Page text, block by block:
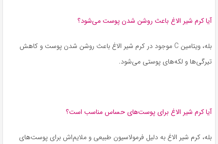
آیا کرم شیر الاغ باعث روشن شدن پوست می‌شود؟
بله، ویتامین C موجود در کرم شیر الاغ باعث روشن شدن پوست و کاهش
تیرگی‌ها و لکه‌های پوستی می‌شود.
آیا کرم شیر الاغ برای پوست‌های حساس مناسب است؟
بله، کرم شیر الاغ به دلیل فرمولاسیون طبیعی و ملایم‌اش برای پوست‌های